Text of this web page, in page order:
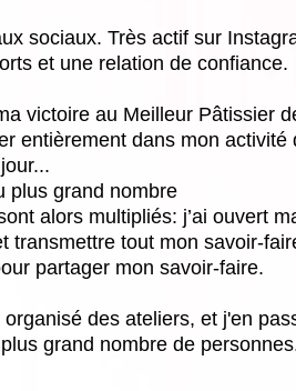
sociaux. Très actif sur
et une relation de confiance.
victoire au Meilleur Pâtissier
entièrement dans mon activité
plus grand nombre
alors multipliés: j’ai ouvert
transmettre tout mon savoir-
partager mon savoir-faire.
des ateliers, et j'en
grand nombre de